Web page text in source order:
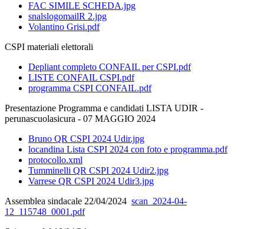
FAC SIMILE SCHEDA.jpg
snalslogomailR 2.jpg
Volantino Grisi.pdf
CSPI materiali elettorali
Depliant completo CONFAIL per CSPI.pdf
LISTE CONFAIL CSPI.pdf
programma CSPI CONFAIL.pdf
Presentazione Programma e candidati LISTA UDIR -
perunascuolasicura - 07 MAGGIO 2024
Bruno QR CSPI 2024 Udir.jpg
locandina Lista CSPI 2024 con foto e programma.pdf
protocollo.xml
Tumminelli QR CSPI 2024 Udir2.jpg
Varrese QR CSPI 2024 Udir3.jpg
Assemblea sindacale 22/04/2024 scan_2024-04-
12_115748_0001.pdf